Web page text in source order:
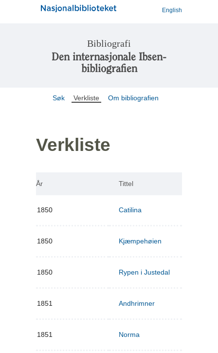
English
Bibliografi
Den internasjonale Ibsen-
bibliografien
Søk Verkliste Om bibliografien
Verkliste
År Tittel
1850 Catilina
1850 Kjæmpehøien
1850 Rypen i Justedal
1851 Andhrimner
1851 Norma